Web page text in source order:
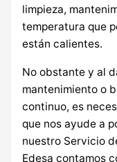
limpieza,
temperatura que
están calientes.
No obstante y al
mantenimiento o
continuo, es
que nos ayude a
nuestro Servicio
Edesa contamos